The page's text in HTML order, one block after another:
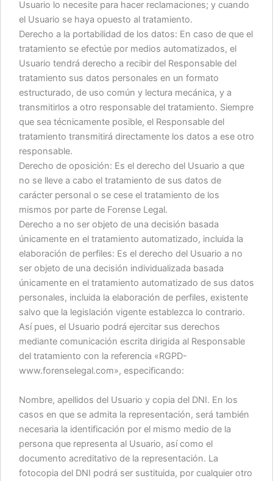
Usuario lo necesite para hacer reclamaciones; y cuando
el Usuario se haya opuesto al tratamiento.
Derecho a la portabilidad de los datos: En caso de que el
tratamiento se efectúe por medios automatizados, el
Usuario tendrá derecho a recibir del Responsable del
tratamiento sus datos personales en un formato
estructurado, de uso común y lectura mecánica, y a
transmitirlos a otro responsable del tratamiento. Siempre
que sea técnicamente posible, el Responsable del
tratamiento transmitirá directamente los datos a ese otro
responsable.
Derecho de oposición: Es el derecho del Usuario a que
no se lleve a cabo el tratamiento de sus datos de
carácter personal o se cese el tratamiento de los
mismos por parte de Forense Legal.
Derecho a no ser objeto de una decisión basada
únicamente en el tratamiento automatizado, incluida la
elaboración de perfiles: Es el derecho del Usuario a no
ser objeto de una decisión individualizada basada
únicamente en el tratamiento automatizado de sus datos
personales, incluida la elaboración de perfiles, existente
salvo que la legislación vigente establezca lo contrario.
Así pues, el Usuario podrá ejercitar sus derechos
mediante comunicación escrita dirigida al Responsable
del tratamiento con la referencia «RGPD-
www.forenselegal.com», especificando:
Nombre, apellidos del Usuario y copia del DNI. En los
casos en que se admita la representación, será también
necesaria la identificación por el mismo medio de la
persona que representa al Usuario, así como el
documento acreditativo de la representación. La
fotocopia del DNI podrá ser sustituida, por cualquier otro